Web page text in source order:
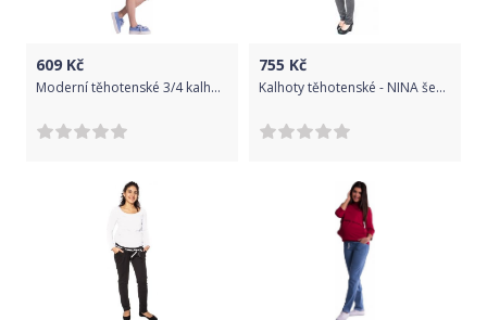
609 Kč
Moderní těhotenské 3/4 kalhoty s kapsami - navy, Velikosti těh. moda XXL (44)
755 Kč
Kalhoty těhotenské - NINA šedé - Be MaaMaa velikost S